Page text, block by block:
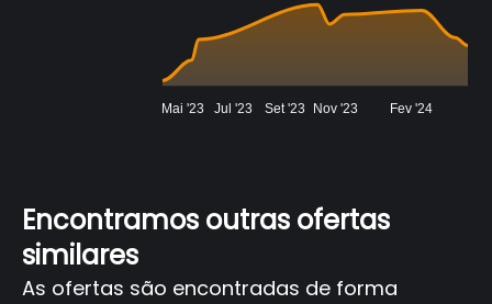
Mai '23 Jul '23 Set '23 Nov '23 Fev '24
Encontramos outras ofertas
similares
As ofertas são encontradas de forma